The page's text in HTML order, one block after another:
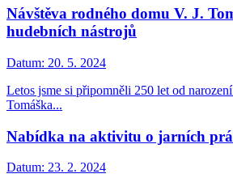
Návštěva rodného domu V. J.
hudebních nástrojů
Datum: 20. 5. 2024
Letos jsme si připomněli 250 let od
Tomáška...
Nabídka na aktivitu o jarních
Datum: 23. 2. 2024